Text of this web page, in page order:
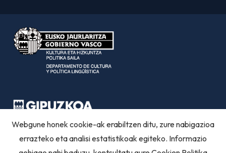
Webgune honek cookie-ak erabiltzen ditu, zure nabigazioa
errazteko eta analisi estatistikoak egiteko. Informazio